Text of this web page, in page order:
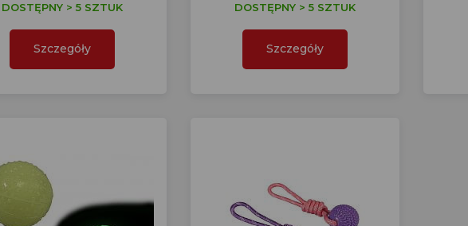
DOSTĘPNY > 5 SZTUK
Szczegóły
DOSTĘPNY > 5 SZTUK
Szczegóły